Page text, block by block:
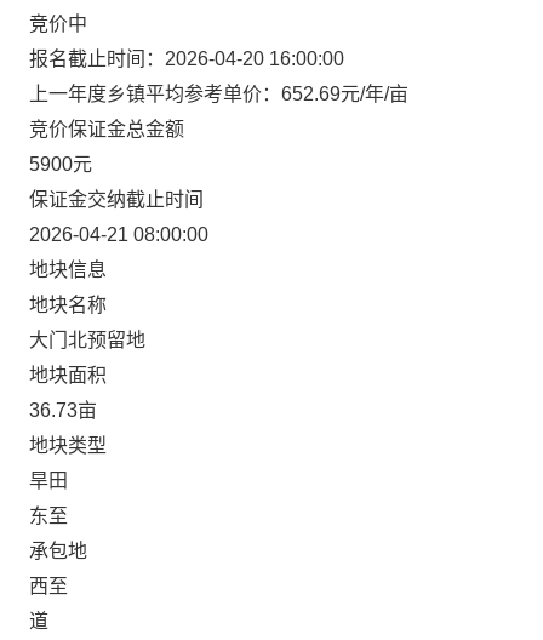
竞价中
报名截止时间：2026-04-20 16:00:00
上一年度乡镇平均参考单价：652.69元/年/亩
竞价保证金总金额
5900元
保证金交纳截止时间
2026-04-21 08:00:00
地块信息
地块名称
大门北预留地
地块面积
36.73亩
地块类型
旱田
东至
承包地
西至
道